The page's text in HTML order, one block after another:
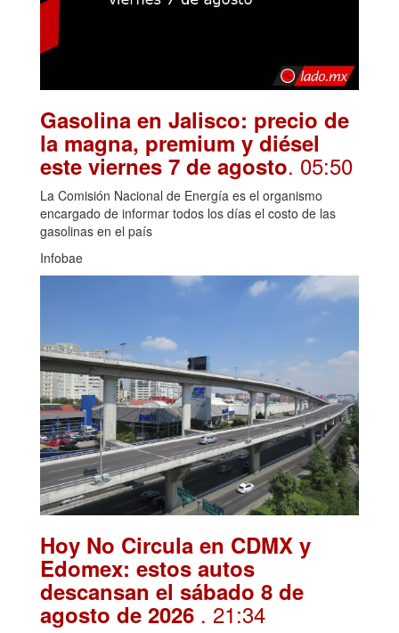
Gasolina en Jalisco: precio de
la magna, premium y diésel
este viernes 7 de agosto. 05:50
La Comisión Nacional de Energía es el organismo
encargado de informar todos los días el costo de las
gasolinas en el país
Infobae
Hoy No Circula en CDMX y
Edomex: estos autos
descansan el sábado 8 de
agosto de 2026 . 21:34